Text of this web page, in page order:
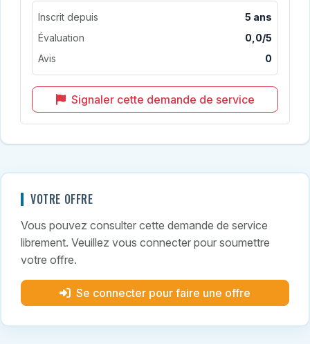
Inscrit depuis
5 ans
Évaluation
0,0/5
Avis
0
Signaler cette demande de service
VOTRE OFFRE
Vous pouvez consulter cette demande de service
librement. Veuillez vous connecter pour soumettre
votre offre.
Se connecter pour faire une offre